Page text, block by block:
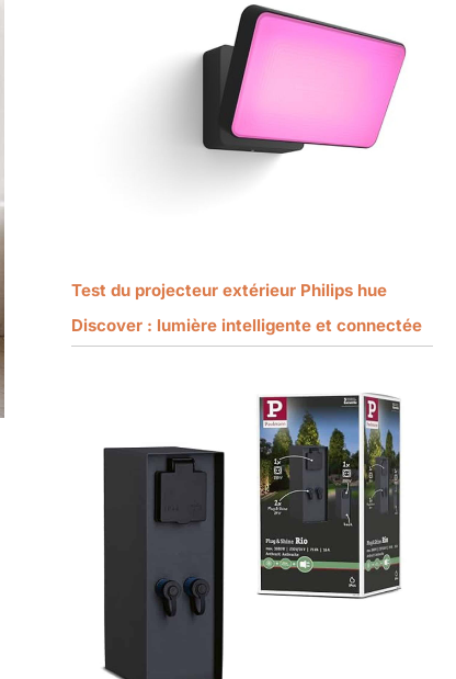
Test du projecteur extérieur Philips hue
Discover : lumière intelligente et connectée